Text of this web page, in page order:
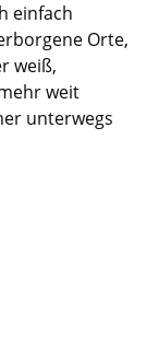
einfach
Orte,
weiß,
weit
unterwegs